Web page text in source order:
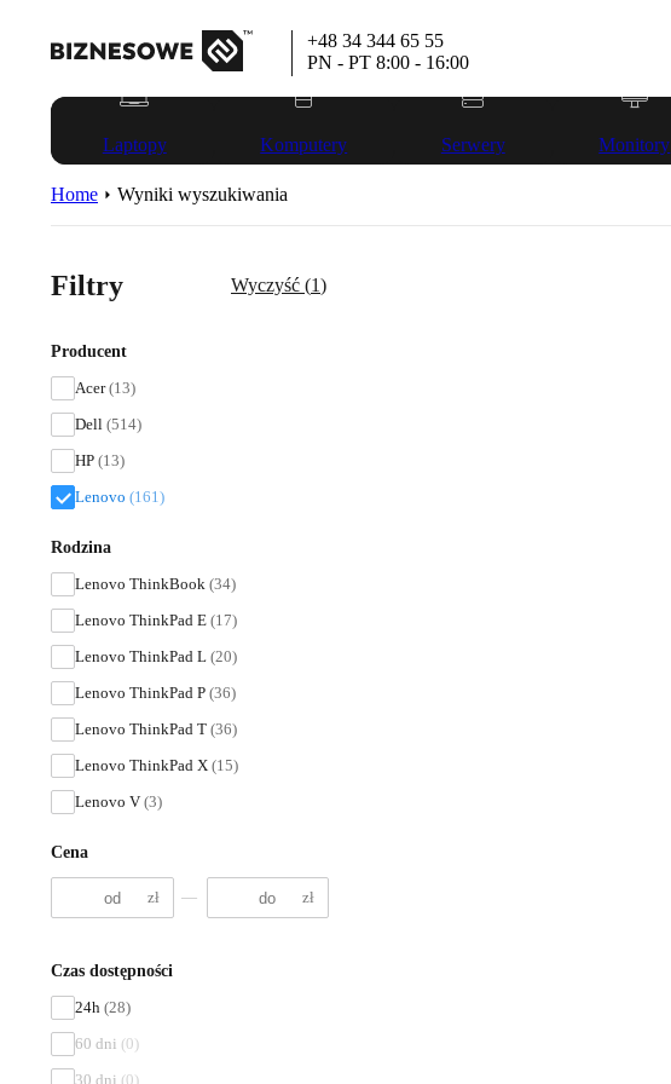
+48 34 344 65 55
PN - PT 8:00 - 16:00
Laptopy Komputery Serwery Monitory
Home Wyniki wyszukiwania
Filtry Wyczyść (1)
Producent
Acer (13)
Dell (514)
HP (13)
Lenovo (161)
Rodzina
Lenovo ThinkBook (34)
Lenovo ThinkPad E (17)
Lenovo ThinkPad L (20)
Lenovo ThinkPad P (36)
Lenovo ThinkPad T (36)
Lenovo ThinkPad X (15)
Lenovo V (3)
Cena
zł — zł
Czas dostępności
24h (28)
60 dni (0)
30 dni (0)